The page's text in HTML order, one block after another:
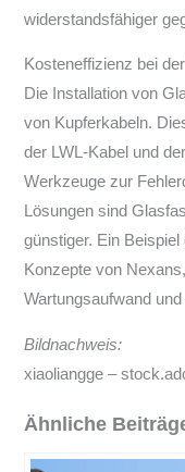
widerstandsfähiger
Kosteneffizienz bei
Die Installation von
von Kupferkabeln.
der LWL-Kabel und
Werkzeuge zur
Lösungen sind
günstiger. Ein
Konzepte von
Wartungsaufwand
Bildnachweis:
xiaoliangge –
Ähnliche